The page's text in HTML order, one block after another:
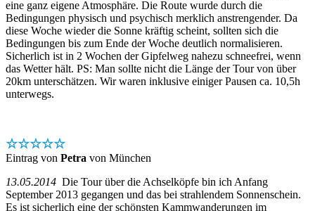
eine ganz eigene Atmosphäre. Die Route wurde durch die
Bedingungen physisch und psychisch merklich anstrengender. Da
diese Woche wieder die Sonne kräftig scheint, sollten sich die
Bedingungen bis zum Ende der Woche deutlich normalisieren.
Sicherlich ist in 2 Wochen der Gipfelweg nahezu schneefrei, wenn
das Wetter hält. PS: Man sollte nicht die Länge der Tour von über
20km unterschätzen. Wir waren inklusive einiger Pausen ca. 10,5h
unterwegs.
☆☆☆☆☆
Eintrag von Petra von München
13.05.2014 Die Tour über die Achselköpfe bin ich Anfang
September 2013 gegangen und das bei strahlendem Sonnenschein.
Es ist sicherlich eine der schönsten Kammwanderungen im